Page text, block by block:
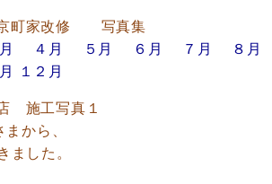
町家改修 写真集
４月 ５月 ６月 ７月
８月
１２月
から、
ました。